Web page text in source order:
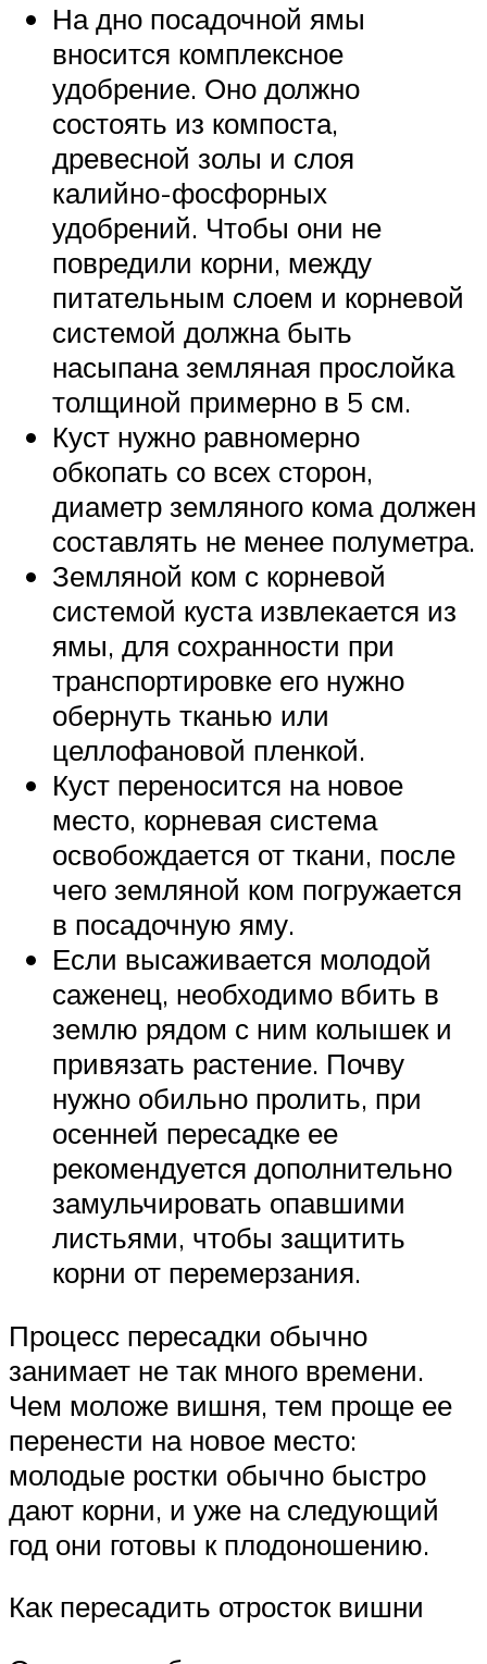
На дно посадочной ямы
вносится комплексное
удобрение. Оно должно
состоять из компоста,
древесной золы и слоя
калийно-фосфорных
удобрений. Чтобы они не
повредили корни, между
питательным слоем и корневой
системой должна быть
насыпана земляная прослойка
толщиной примерно в 5 см.
Куст нужно равномерно
обкопать со всех сторон,
диаметр земляного кома должен
составлять не менее полуметра.
Земляной ком с корневой
системой куста извлекается из
ямы, для сохранности при
транспортировке его нужно
обернуть тканью или
целлофановой пленкой.
Куст переносится на новое
место, корневая система
освобождается от ткани, после
чего земляной ком погружается
в посадочную яму.
Если высаживается молодой
саженец, необходимо вбить в
землю рядом с ним колышек и
привязать растение. Почву
нужно обильно пролить, при
осенней пересадке ее
рекомендуется дополнительно
замульчировать опавшими
листьями, чтобы защитить
корни от перемерзания.
Процесс пересадки обычно
занимает не так много времени.
Чем моложе вишня, тем проще ее
перенести на новое место:
молодые ростки обычно быстро
дают корни, и уже на следующий
год они готовы к плодоношению.
Как пересадить отросток вишни